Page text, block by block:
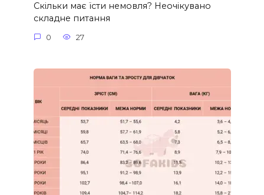
Скільки має їсти немовля? Неочікувано
складне питання
0 27